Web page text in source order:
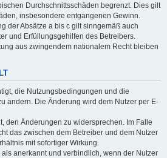
Durchschnittsschäden begrenzt. Dies gilt
insbesondere entgangenen Gewinn.
der Absätze a bis c gilt sinngemäß auch
und Erfüllungsgehilfen des Betreibers.
aus zwingendem nationalem Recht bleiben
die Nutzungsbedingungen und die
ändern. Die Änderung wird dem Nutzer per E-
den Änderungen zu widersprechen. Im Falle
das zwischen dem Betreiber und dem Nutzer
mit sofortiger Wirkung.
anerkannt und verbindlich, wenn der Nutzer